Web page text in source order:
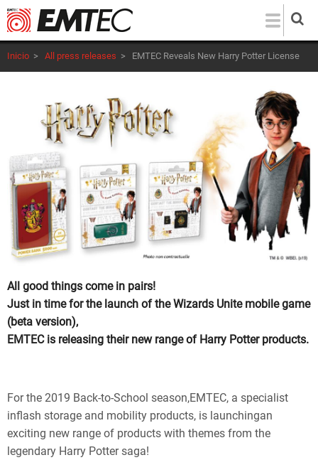
Pasar
al
contenido
principal
Inicio > All press releases > EMTEC Reveals New Harry Potter License
All good things come in pairs!
Just in time for the launch of the Wizards Unite mobile game
(beta version),
EMTEC is releasing their new range of Harry Potter products.
For the 2019 Back-to-School season,EMTEC, a specialist
inflash storage and mobility products, is launchingan
exciting new range of products with themes from the
legendary Harry Potter saga!